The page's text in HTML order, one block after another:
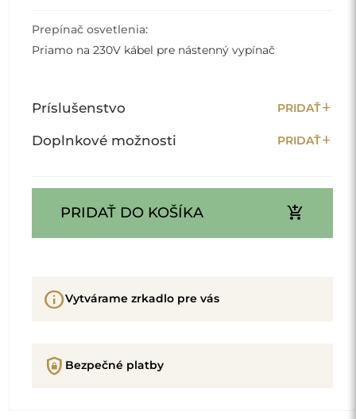
Prepínač osvetlenia:
Priamo na 230V kábel pre nástenný vypínač
Príslušenstvo PRIDAŤadd
Doplnkové možnosti PRIDAŤadd
PRIDAŤ DO KOŠÍKA add_shopping_cart
infoVytvárame zrkadlo pre vás
shield_lock Bezpečné platby